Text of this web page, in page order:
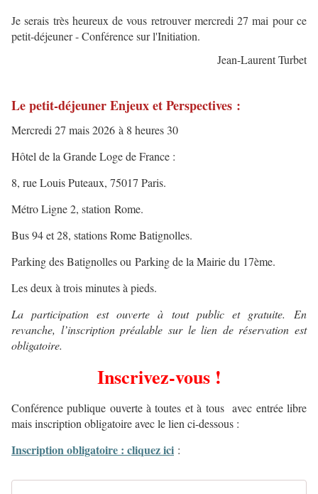
Je serais très heureux de vous retrouver mercredi 27 mai pour ce
petit-déjeuner - Conférence sur l'Initiation.
Jean-Laurent Turbet
Le petit-déjeuner Enjeux et Perspectives :
Mercredi 27 mais 2026 à 8 heures 30
Hôtel de la Grande Loge de France :
8, rue Louis Puteaux, 75017 Paris.
Métro Ligne 2, station Rome.
Bus 94 et 28, stations Rome Batignolles.
Parking des Batignolles ou Parking de la Mairie du 17ème.
Les deux à trois minutes à pieds.
La participation est ouverte à tout public et gratuite. En
revanche, l’inscription préalable sur le lien de réservation est
obligatoire.
Inscrivez-vous !
Conférence publique ouverte à toutes et à tous avec entrée libre
mais inscription obligatoire avec le lien ci-dessous :
Inscription obligatoire : cliquez ici :